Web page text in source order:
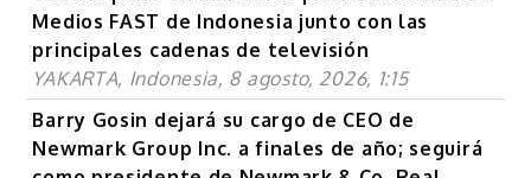
Medios FAST de Indonesia junto con las
principales cadenas de televisión
YAKARTA, Indonesia, 8 agosto, 2026, 1:15
Barry Gosin dejará su cargo de CEO de
Newmark Group Inc. a finales de año; seguirá